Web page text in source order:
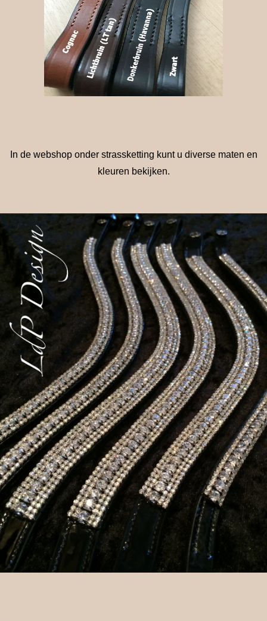
In de webshop onder strassketting kunt u diverse maten en
kleuren bekijken.